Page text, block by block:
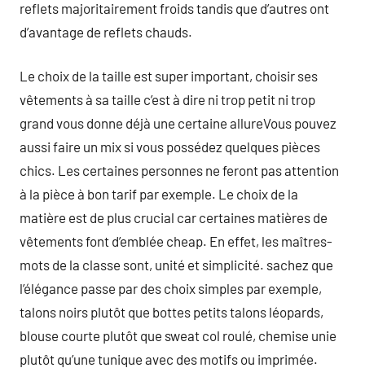
reflets majoritairement froids tandis que d’autres ont
d’avantage de reflets chauds.
Le choix de la taille est super important, choisir ses
vêtements à sa taille c’est à dire ni trop petit ni trop
grand vous donne déjà une certaine allureVous pouvez
aussi faire un mix si vous possédez quelques pièces
chics. Les certaines personnes ne feront pas attention
à la pièce à bon tarif par exemple. Le choix de la
matière est de plus crucial car certaines matières de
vêtements font d’emblée cheap. En effet, les maîtres-
mots de la classe sont, unité et simplicité. sachez que
l’élégance passe par des choix simples par exemple,
talons noirs plutôt que bottes petits talons léopards,
blouse courte plutôt que sweat col roulé, chemise unie
plutôt qu’une tunique avec des motifs ou imprimée.